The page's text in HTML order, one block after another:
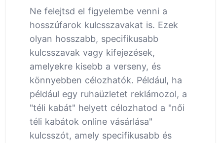
Ne felejtsd el figyelembe venni a
hosszúfarok kulcsszavakat is. Ezek
olyan hosszabb, specifikusabb
kulcsszavak vagy kifejezések,
amelyekre kisebb a verseny, és
könnyebben célozhatók. Például, ha
például egy ruhaüzletet reklámozol, a
"téli kabát" helyett célozhatod a "női
téli kabátok online vásárlása"
kulcsszót, amely specifikusabb és